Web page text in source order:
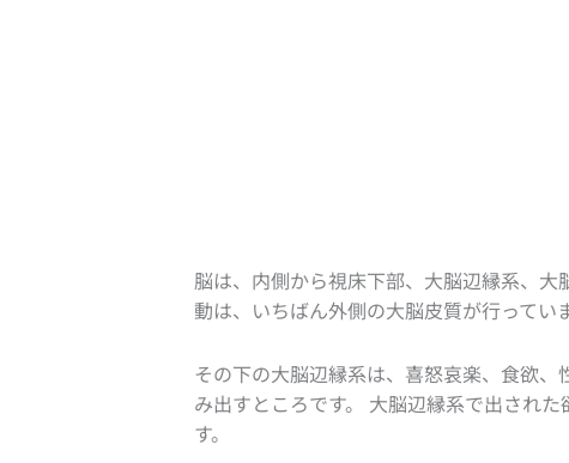
脳は、内側から視床下部、大脳辺縁系、
動は、いちばん外側の大脳皮質が行っていま
その下の大脳辺縁系は、喜怒哀楽、食欲
み出すところです。 大脳辺縁系で出され
す。